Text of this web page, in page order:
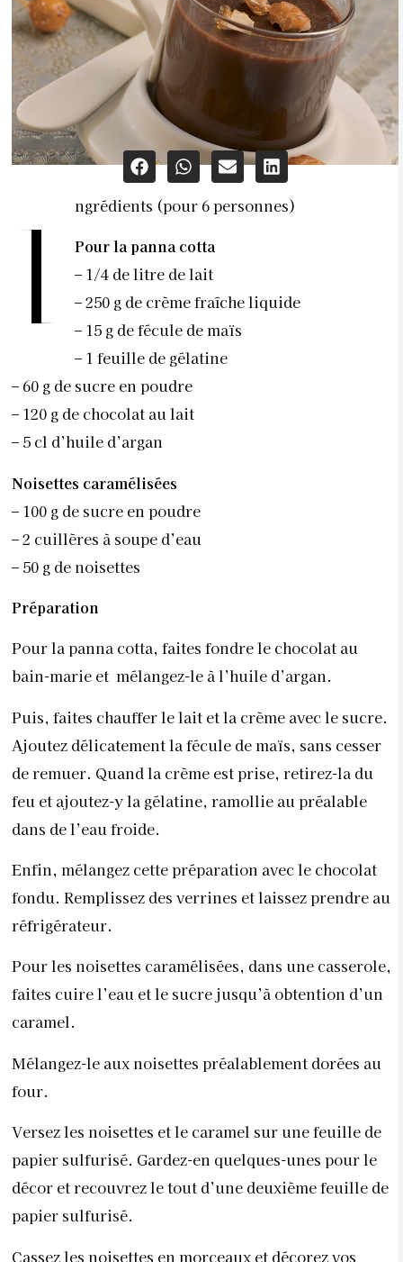
I
ngrédients (pour 6 personnes)
Pour la panna cotta
– 1/4 de litre de lait
– 250 g de crème fraîche liquide
– 15 g de fécule de maïs
– 1 feuille de gélatine
– 60 g de sucre en poudre
– 120 g de chocolat au lait
– 5 cl d’huile d’argan
Noisettes caramélisées
– 100 g de sucre en poudre
– 2 cuillères à soupe d’eau
– 50 g de noisettes
Préparation
Pour la panna cotta, faites fondre le chocolat au
bain-marie et mélangez-le à l’huile d’argan.
Puis, faites chauffer le lait et la crème avec le sucre.
Ajoutez délicatement la fécule de maïs, sans cesser
de remuer. Quand la crème est prise, retirez-la du
feu et ajoutez-y la gélatine, ramollie au préalable
dans de l’eau froide.
Enfin, mélangez cette préparation avec le chocolat
fondu. Remplissez des verrines et laissez prendre au
réfrigérateur.
Pour les noisettes caramélisées, dans une casserole,
faites cuire l’eau et le sucre jusqu’à obtention d’un
caramel.
Mélangez-le aux noisettes préalablement dorées au
four.
Versez les noisettes et le caramel sur une feuille de
papier sulfurisé. Gardez-en quelques-unes pour le
décor et recouvrez le tout d’une deuxième feuille de
papier sulfurisé.
Cassez les noisettes en morceaux et décorez vos